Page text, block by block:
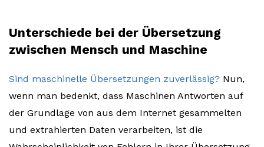
Unterschiede bei der Übersetzung
zwischen Mensch und Maschine
Sind maschinelle Übersetzungen zuverlässig? Nun,
wenn man bedenkt, dass Maschinen Antworten auf
der Grundlage von aus dem Internet gesammelten
und extrahierten Daten verarbeiten, ist die